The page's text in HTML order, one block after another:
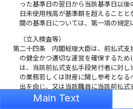
った基準日の翌日から当該基準日以
日未使用残高が基準額を超えること
間の基準日については、第一項の規定
（立入検査等）
第二十四条
内閣総理大臣は、前払式
の健全かつ適切な運営を確保するため
は、当該前払式支払手段発行者に対
の業務若しくは財産に関し参考とな
出を命じ、又は当該職員に当該前払式
事務所その他の施設に立ち入らせ、そ
に関して質問させ、若しくは帳簿書類
Main Text